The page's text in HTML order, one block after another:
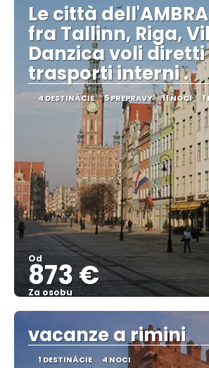
Le città
fra Tallinn, Riga,
Danzica voli diretti
trasporti interni .
4 DESTINÁCIE 5 PREPRAVY 11 NOCI 1
Od
873 €
Za osobu
Pozrieť sa
vacanze a rimini
1 DESTINÁCIE 4 NOCI